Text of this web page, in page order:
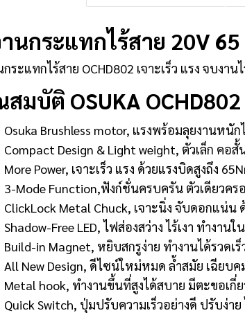
นกระแทกไร้สาย 20V
ระแทกไร้สาย OCHD802 เจาะเร็ว แรง จบง
มบัติ OSUKA OCHD802
Osuka Brushless motor, แรงพร้อมลุยงานหนั
Compact Design & Light weight, ตัวเล็ก คอ
More Power, เจาะเร็ว แรง ด้วยแรงบิดสูงถึง
3-Mode Function,ฟังก์ชั่นครบครัน ตัวเดียวค
ClickLock Metal Chuck, เจาะนิ่ง จับดอกแน่
Shadow-Free LED, ไฟส่องสว่าง ไร้เงา ทำงา
Build-in Magnet, หยิบสกรูง่าย ทำงานได้รวดเ
All New Design, ดีไซน์ใหม่หมด ล้ำสมัย เฉียบ
Metal hook, ทำงานขึ้นที่สูงได้สบาย มีตะขอเกี่
Quick Switch, ปุ่มปรับความเร็วอย่างดี ปรับง่าย